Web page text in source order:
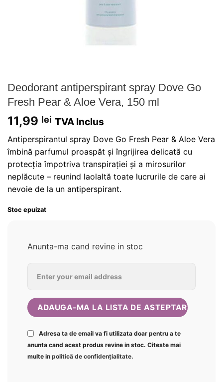
Deodorant antiperspirant spray Dove Go
Fresh Pear & Aloe Vera, 150 ml
11,99 lei TVA Inclus
Antiperspirantul spray Dove Go Fresh Pear & Aloe Vera
îmbină parfumul proaspăt și îngrijirea delicată cu
protecția împotriva transpirației și a mirosurilor
neplăcute – reunind laolaltă toate lucrurile de care ai
nevoie de la un antiperspirant.
Stoc epuizat
Anunta-ma cand revine in stoc
Adresa ta de email va fi utilizata doar pentru a te
anunta cand acest produs revine in stoc. Citeste mai
multe in politică de confidențialitate.